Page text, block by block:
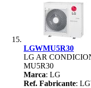
LGWMU5R30
LG AR
MU5R30
Marca: LG
Ref. Fabricante: